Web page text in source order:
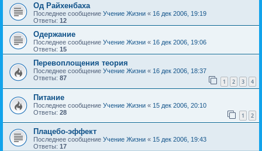
Од Райхенбаха
Последнее сообщение Учение Жизни « 16 дек 2006, 19:19
Ответы: 12
Одержание
Последнее сообщение Учение Жизни « 16 дек 2006, 19:06
Ответы: 15
Перевоплощения теория
Последнее сообщение Учение Жизни « 16 дек 2006, 18:37
Ответы: 87 1 2 3 4
Питание
Последнее сообщение Учение Жизни « 15 дек 2006, 20:10
Ответы: 28 1 2
Плацебо-эффект
Последнее сообщение Учение Жизни « 15 дек 2006, 19:43
Ответы: 17